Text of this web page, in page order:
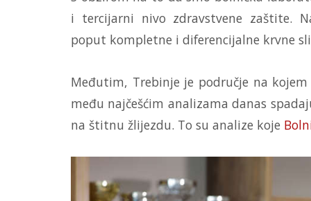
i tercijarni nivo zdravstvene zaštite.
poput kompletne i diferencijalne krvne
Međutim, Trebinje je područje na
među najčešćim analizama danas
na štitnu žlijezdu. To su analize koje